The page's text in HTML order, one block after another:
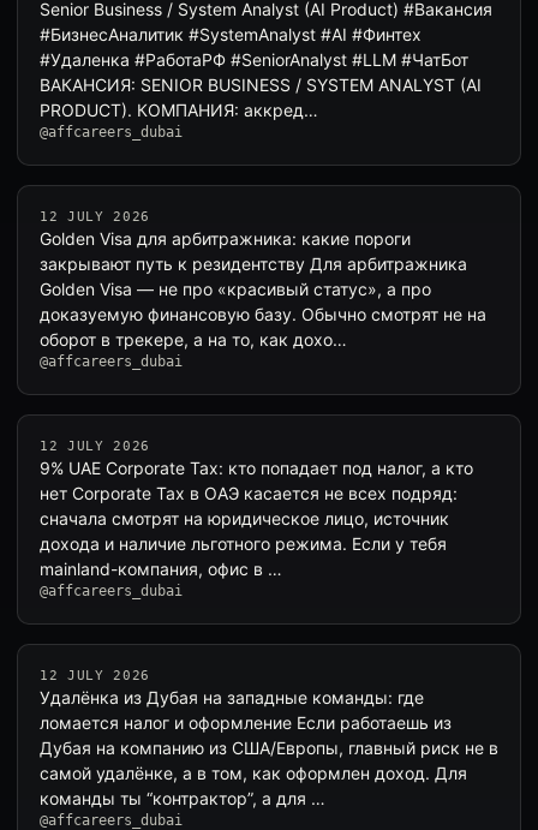
Senior Business / System Analyst (AI Product) #Вакансия
#БизнесАналитик #SystemAnalyst #AI #Финтех
#Удаленка #РаботаРФ #SeniorAnalyst #LLM #ЧатБот
ВАКАНСИЯ: SENIOR BUSINESS / SYSTEM ANALYST (AI
PRODUCT). КОМПАНИЯ: аккред…
@affcareers_dubai
12 JULY 2026
Golden Visa для арбитражника: какие пороги
закрывают путь к резидентству Для арбитражника
Golden Visa — не про «красивый статус», а про
доказуемую финансовую базу. Обычно смотрят не на
оборот в трекере, а на то, как дохо…
@affcareers_dubai
12 JULY 2026
9% UAE Corporate Tax: кто попадает под налог, а кто
нет Corporate Tax в ОАЭ касается не всех подряд:
сначала смотрят на юридическое лицо, источник
дохода и наличие льготного режима. Если у тебя
mainland-компания, офис в …
@affcareers_dubai
12 JULY 2026
Удалёнка из Дубая на западные команды: где
ломается налог и оформление Если работаешь из
Дубая на компанию из США/Европы, главный риск не в
самой удалёнке, а в том, как оформлен доход. Для
команды ты “контрактор”, а для …
@affcareers_dubai